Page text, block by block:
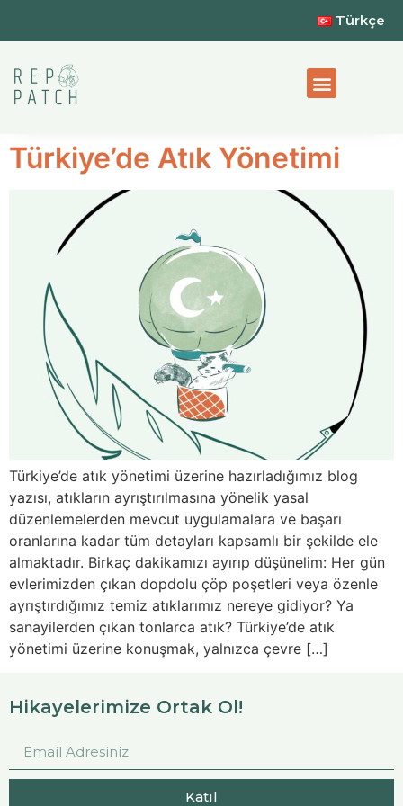
Türkçe
Türkiye’de Atık Yönetimi
Türkiye’de atık yönetimi üzerine hazırladığımız blog
yazısı, atıkların ayrıştırılmasına yönelik yasal
düzenlemelerden mevcut uygulamalara ve başarı
oranlarına kadar tüm detayları kapsamlı bir şekilde ele
almaktadır. Birkaç dakikamızı ayırıp düşünelim: Her gün
evlerimizden çıkan dopdolu çöp poşetleri veya özenle
ayrıştırdığımız temiz atıklarımız nereye gidiyor? Ya
sanayilerden çıkan tonlarca atık? Türkiye’de atık
yönetimi üzerine konuşmak, yalnızca çevre […]
Hikayelerimize Ortak Ol!
Katıl